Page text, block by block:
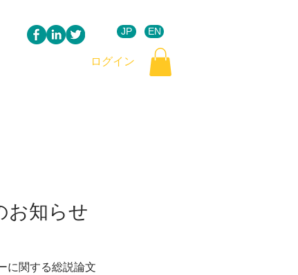
JP
ログイン
EN
お知らせ
に関する総説論文